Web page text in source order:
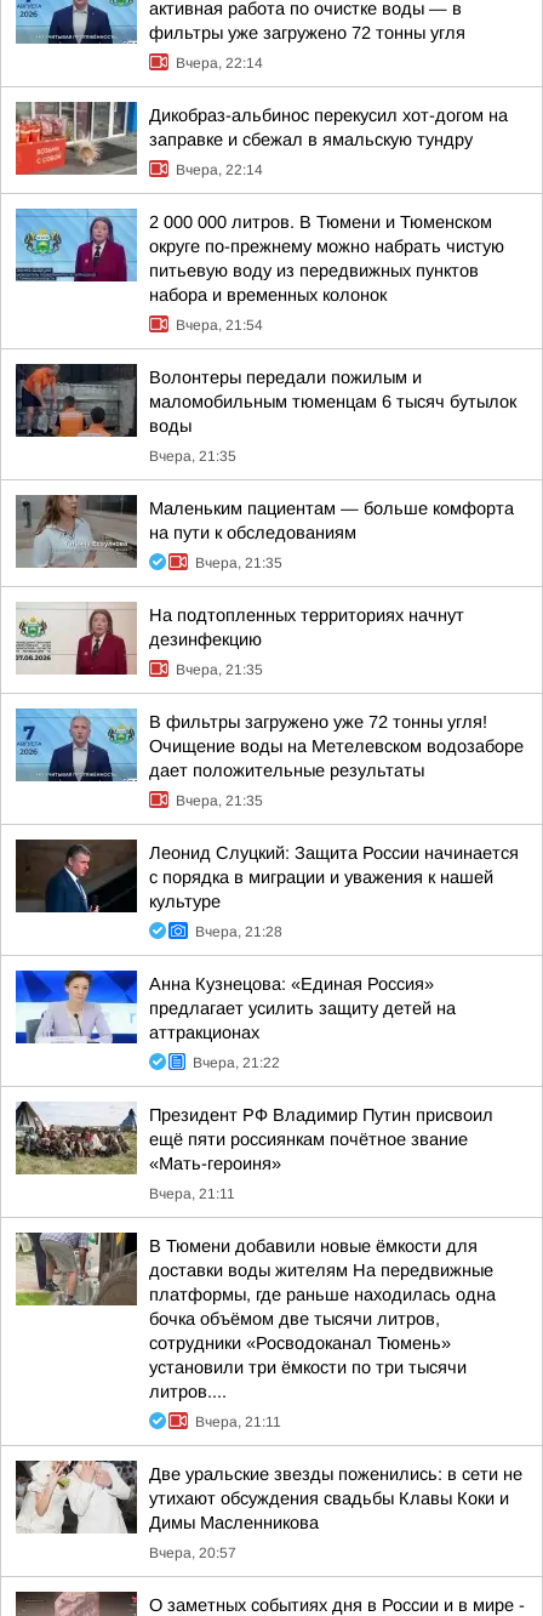
активная работа по очистке воды — в
фильтры уже загружено 72 тонны угля
Вчера, 22:14
Дикобраз-альбинос перекусил хот-догом на
заправке и сбежал в ямальскую тундру
Вчера, 22:14
2 000 000 литров. В Тюмени и Тюменском
округе по-прежнему можно набрать чистую
питьевую воду из передвижных пунктов
набора и временных колонок
Вчера, 21:54
Волонтеры передали пожилым и
маломобильным тюменцам 6 тысяч бутылок
воды
Вчера, 21:35
Маленьким пациентам — больше комфорта
на пути к обследованиям
Вчера, 21:35
На подтопленных территориях начнут
дезинфекцию
Вчера, 21:35
В фильтры загружено уже 72 тонны угля!
Очищение воды на Метелевском водозаборе
дает положительные результаты
Вчера, 21:35
Леонид Слуцкий: Защита России начинается
с порядка в миграции и уважения к нашей
культуре
Вчера, 21:28
Анна Кузнецова: «Единая Россия»
предлагает усилить защиту детей на
аттракционах
Вчера, 21:22
Президент РФ Владимир Путин присвоил
ещё пяти россиянкам почётное звание
«Мать-героиня»
Вчера, 21:11
В Тюмени добавили новые ёмкости для
доставки воды жителям На передвижные
платформы, где раньше находилась одна
бочка объёмом две тысячи литров,
сотрудники «Росводоканал Тюмень»
установили три ёмкости по три тысячи
литров....
Вчера, 21:11
Две уральские звезды поженились: в сети не
утихают обсуждения свадьбы Клавы Коки и
Димы Масленникова
Вчера, 20:57
О заметных событиях дня в России и в мире -